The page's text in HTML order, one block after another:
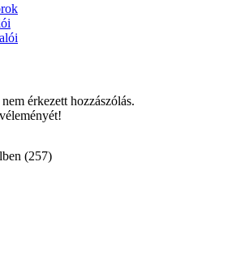
érkezett hozzászólás.
(257)